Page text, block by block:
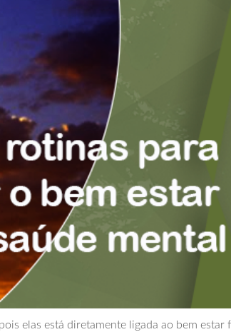
elas está diretamente ligada ao bem estar